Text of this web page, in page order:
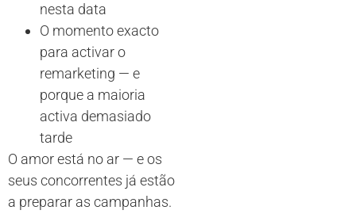
nesta data
O momento exacto
para activar o
remarketing — e
porque a maioria
activa demasiado
tarde
O amor está no ar — e os
seus concorrentes já estão
a preparar as campanhas.